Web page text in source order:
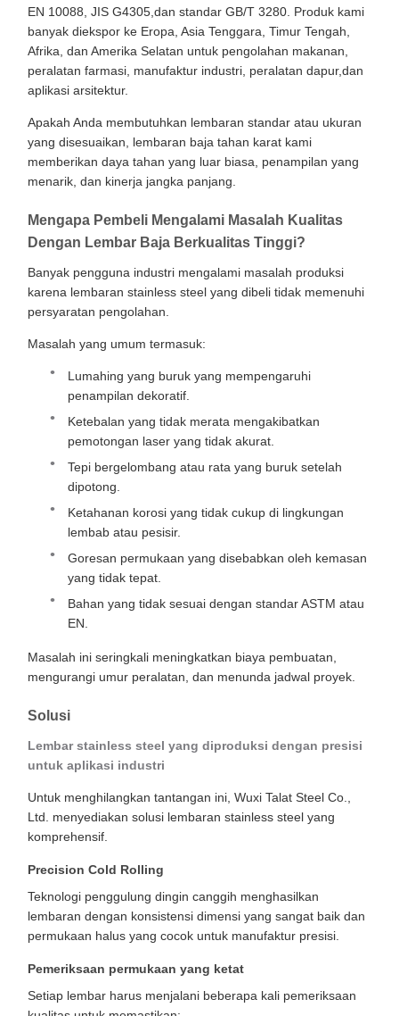
EN 10088, JIS G4305,dan standar GB/T 3280. Produk kami
banyak diekspor ke Eropa, Asia Tenggara, Timur Tengah,
Afrika, dan Amerika Selatan untuk pengolahan makanan,
peralatan farmasi, manufaktur industri, peralatan dapur,dan
aplikasi arsitektur.
Apakah Anda membutuhkan lembaran standar atau ukuran
yang disesuaikan, lembaran baja tahan karat kami
memberikan daya tahan yang luar biasa, penampilan yang
menarik, dan kinerja jangka panjang.
Mengapa Pembeli Mengalami Masalah Kualitas
Dengan Lembar Baja Berkualitas Tinggi?
Banyak pengguna industri mengalami masalah produksi
karena lembaran stainless steel yang dibeli tidak memenuhi
persyaratan pengolahan.
Masalah yang umum termasuk:
Lumahing yang buruk yang mempengaruhi
penampilan dekoratif.
Ketebalan yang tidak merata mengakibatkan
pemotongan laser yang tidak akurat.
Tepi bergelombang atau rata yang buruk setelah
dipotong.
Ketahanan korosi yang tidak cukup di lingkungan
lembab atau pesisir.
Goresan permukaan yang disebabkan oleh kemasan
yang tidak tepat.
Bahan yang tidak sesuai dengan standar ASTM atau
EN.
Masalah ini seringkali meningkatkan biaya pembuatan,
mengurangi umur peralatan, dan menunda jadwal proyek.
Solusi
Lembar stainless steel yang diproduksi dengan presisi
untuk aplikasi industri
Untuk menghilangkan tantangan ini, Wuxi Talat Steel Co.,
Ltd. menyediakan solusi lembaran stainless steel yang
komprehensif.
Precision Cold Rolling
Teknologi penggulung dingin canggih menghasilkan
lembaran dengan konsistensi dimensi yang sangat baik dan
permukaan halus yang cocok untuk manufaktur presisi.
Pemeriksaan permukaan yang ketat
Setiap lembar harus menjalani beberapa kali pemeriksaan